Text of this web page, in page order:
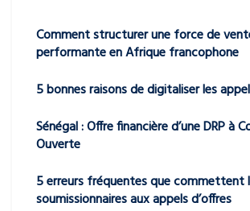
Comment structurer une force de
performante en Afrique francophone
5 bonnes raisons de digitaliser les
Sénégal : Offre financière d’une DRP à
Ouverte
5 erreurs fréquentes que commettent
soumissionnaires aux appels d’offres